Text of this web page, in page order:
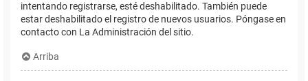
intentando registrarse, esté deshabilitado. También puede
estar deshabilitado el registro de nuevos usuarios. Póngase en
contacto con La Administración del sitio.
Arriba